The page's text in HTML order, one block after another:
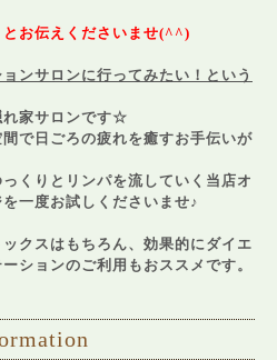
お伝えくださいませ(^^)
ンサロンに行ってみたい！という
れ家サロンです☆
で日ごろの疲れを癒すお手伝いが
くりとリンパを流していく当店オ
一度お試しくださいませ♪
クスはもちろん、効果的にダイエ
ションのご利用もおススメです。